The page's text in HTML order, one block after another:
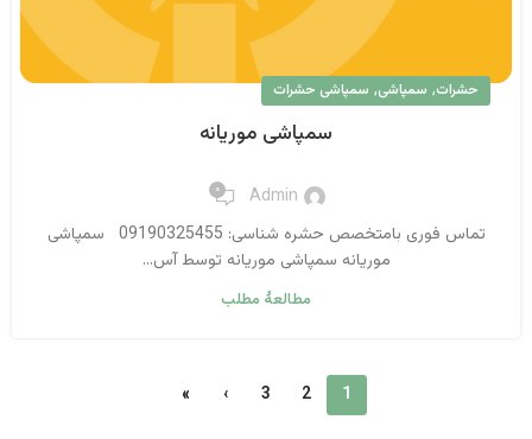
حشرات, سمپاشی, سمپاشی حشرات
سمپاشی موریانه
Admin ۰
تماس فوری بامتخصص حشره شناسی: 09190325455 سمپاشی
موریانه سمپاشی موریانه توسط آس...
مطالعهٔ مطلب
1
2
3
›
»